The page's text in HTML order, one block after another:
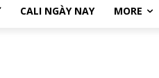
CALI NGÀY NAY MORE